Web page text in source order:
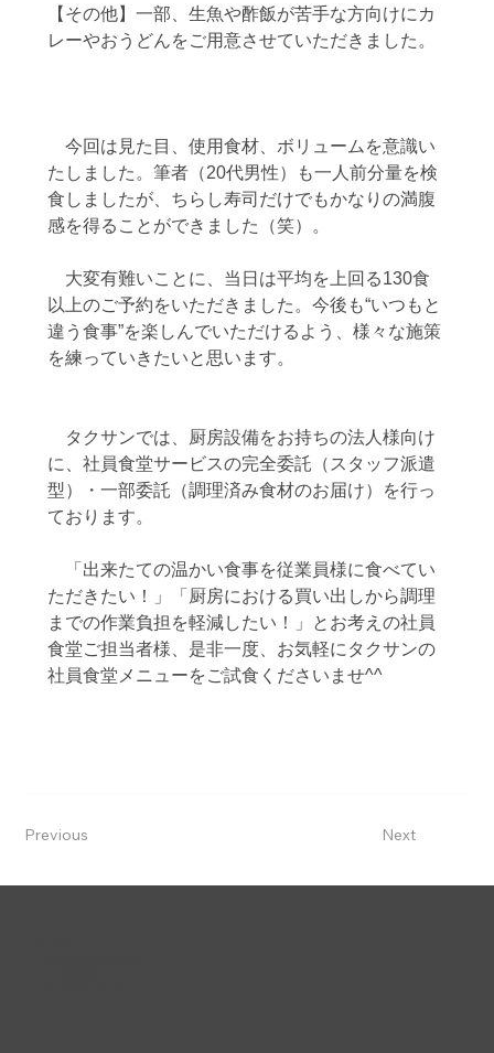
【その他】一部、生魚や酢飯が苦手な方向けにカ
レーやおうどんをご用意させていただきました。
今回は見た目、使用食材、ボリュームを意識い
たしました。筆者（20代男性）も一人前分量を検
食しましたが、ちらし寿司だけでもかなりの満腹
感を得ることができました（笑）。
大変有難いことに、当日は平均を上回る130食
以上のご予約をいただきました。今後も“いつもと
違う食事”を楽しんでいただけるよう、様々な施策
を練っていきたいと思います。
タクサンでは、厨房設備をお持ちの法人様向け
に、社員食堂サービスの完全委託（スタッフ派遣
型）・一部委託（調理済み食材のお届け）を行っ
ております。
「出来たての温かい食事を従業員様に食べてい
ただきたい！」「厨房における買い出しから調理
までの作業負担を軽減したい！」とお考えの社員
食堂ご担当者様、是非一度、お気軽にタクサンの
社員食堂メニューをご試食くださいませ^^
Next
Previous